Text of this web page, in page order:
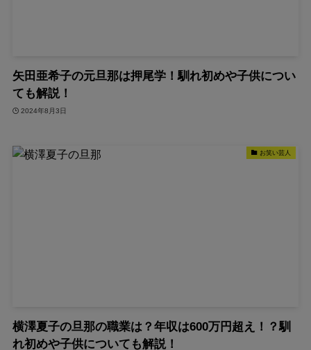
矢田亜希子の元旦那は押尾学！馴れ初めや子供につい
ても解説！
2024年8月3日
お笑い芸人
横澤夏子の旦那の職業は？年収は600万円超え！？馴
れ初めや子供についても解説！